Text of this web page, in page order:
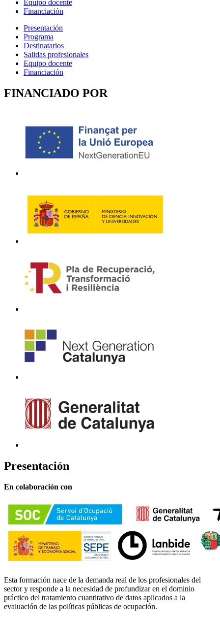
Equipo docente
Financiación
Presentación
Programa
Destinatarios
Salidas profesionales
Equipo docente
Financiación
FINANCIADO POR
Presentación
En colaboración con
Esta formación nace de la demanda real de los profesionales del
sector y responde a la necesidad de profundizar en el dominio
práctico del tratamiento cuantitativo de datos aplicados a la
evaluación de las políticas públicas de ocupación.